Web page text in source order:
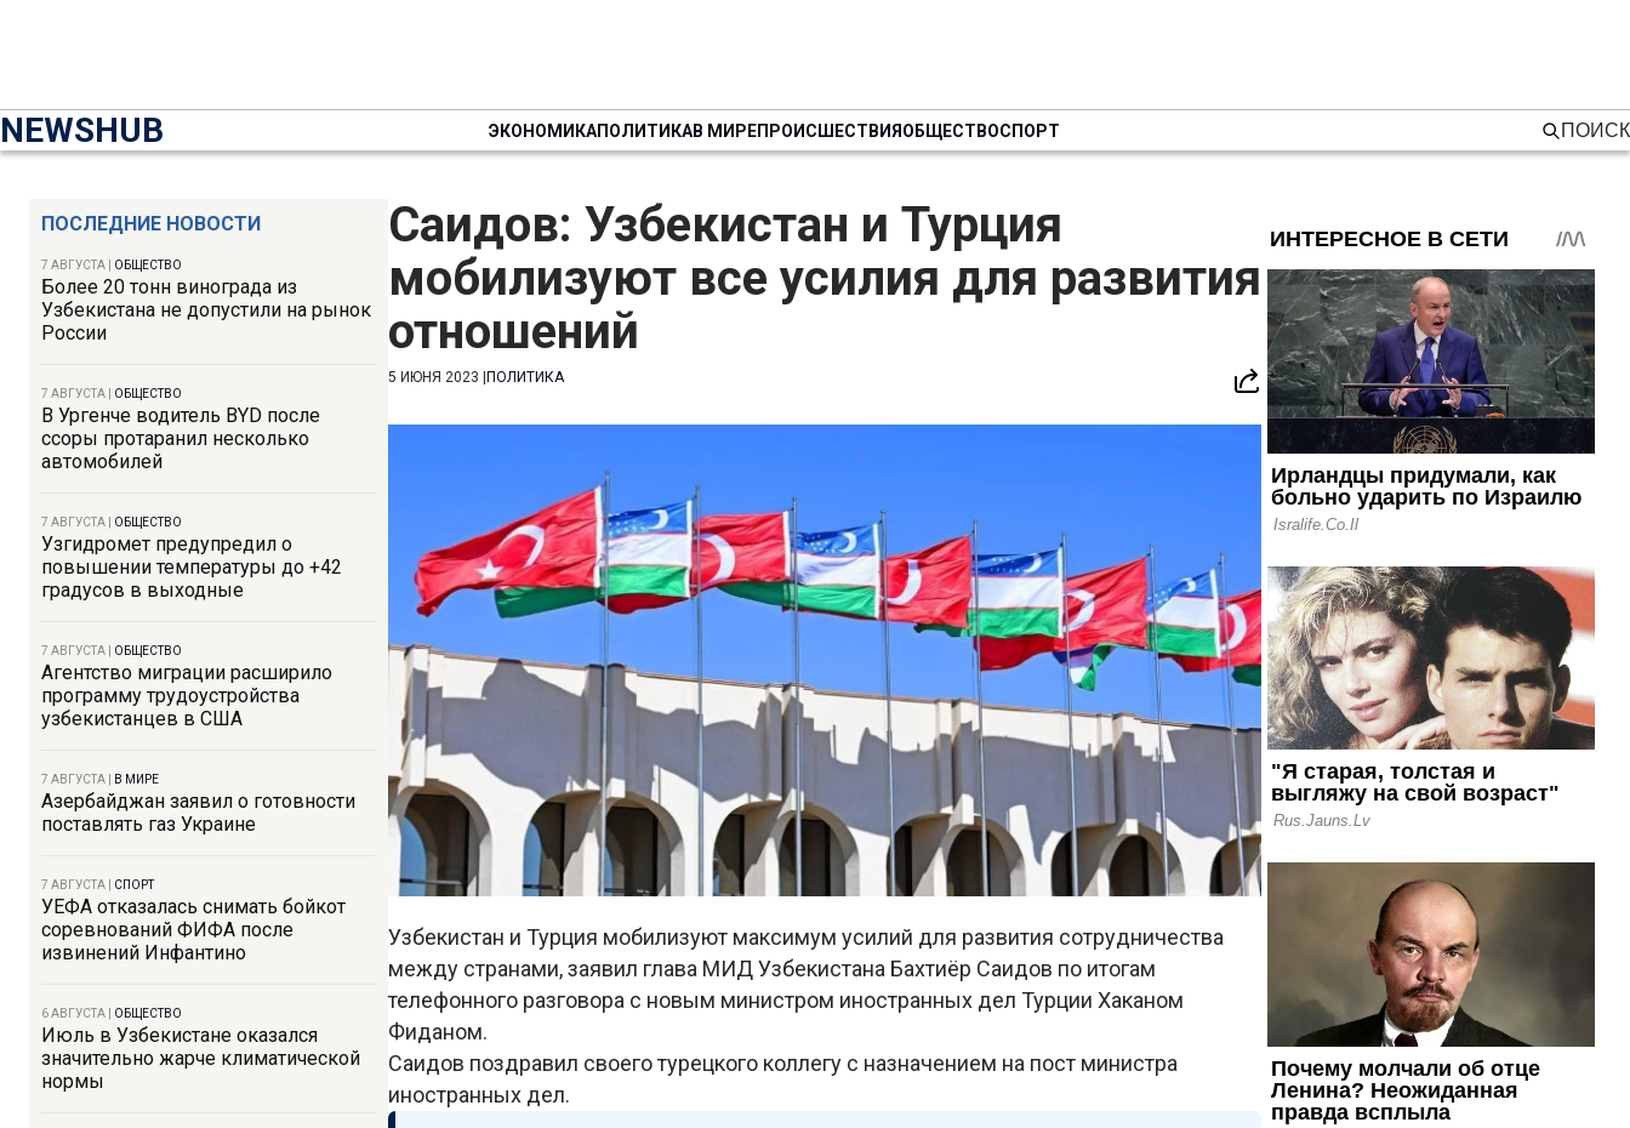
NEWSHUB ЭКОНОМИКАПОЛИТИКАВ МИРЕПРОИСШЕСТВИЯОБЩЕСТВОСПОРТ ПОИСК
ПОСЛЕДНИЕ НОВОСТИ
7 АВГУСТА ОБЩЕСТВО
Более 20 тонн винограда из
Узбекистана не допустили на рынок
России
7 АВГУСТА ОБЩЕСТВО
В Ургенче водитель BYD после
ссоры протаранил несколько
автомобилей
7 АВГУСТА ОБЩЕСТВО
Узгидромет предупредил о
повышении температуры до +42
градусов в выходные
7 АВГУСТА ОБЩЕСТВО
Агентство миграции расширило
программу трудоустройства
узбекистанцев в США
7 АВГУСТА В МИРЕ
Азербайджан заявил о готовности
поставлять газ Украине
7 АВГУСТА СПОРТ
УЕФА отказалась снимать бойкот
соревнований ФИФА после
извинений Инфантино
6 АВГУСТА ОБЩЕСТВО
Июль в Узбекистане оказался
значительно жарче климатической
нормы
Саидов: Узбекистан и Турция
мобилизуют все усилия для развития
отношений
5 ИЮНЯ 2023 ПОЛИТИКА
Узбекистан и Турция мобилизуют максимум усилий для развития сотрудничества
между странами, заявил глава МИД Узбекистана Бахтиёр Саидов по итогам
телефонного разговора с новым министром иностранных дел Турции Хаканом
Фиданом.
Саидов поздравил своего турецкого коллегу с назначением на пост министра
иностранных дел.